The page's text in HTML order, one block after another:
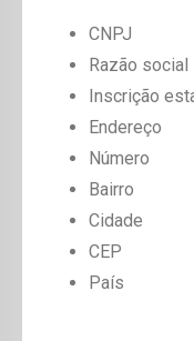
CNPJ
Razão social
Inscrição
Endereço
Número
Bairro
Cidade
CEP
País